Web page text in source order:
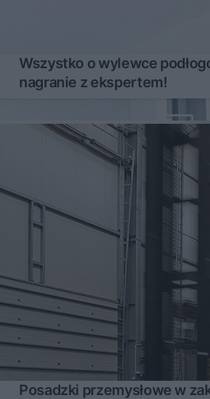
Wszystko o wylewce
nagranie z ekspertem!
Posadzki przemysłowe w